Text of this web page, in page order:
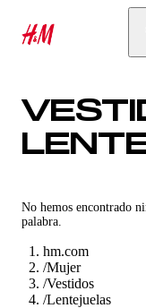
No hemos encontrado
palabra.
hm.com
/Mujer
/Vestidos
/Lentejuelas